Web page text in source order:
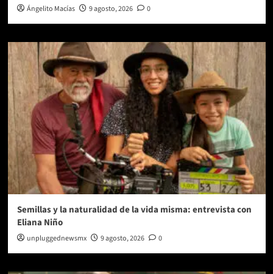
Ángelito Macías 9 agosto, 2026 0
Semillas y la naturalidad de la vida misma: entrevista con
Eliana Niño
unpluggednewsmx 9 agosto, 2026 0